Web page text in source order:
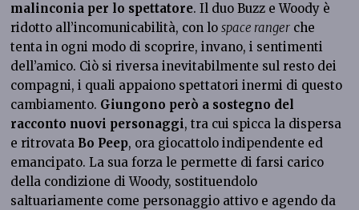
malinconia per lo spettatore. Il duo Buzz e Woody è
ridotto all’incomunicabilità, con lospace ranger che
tenta in ogni modo di scoprire, invano, i sentimenti
dell’amico. Ciò si riversa inevitabilmente sul resto dei
compagni, i quali appaiono spettatori inermi di questo
cambiamento. Giungono però a sostegno del
racconto nuovi personaggi, tra cui spicca la dispersa
e ritrovata Bo Peep, ora giocattolo indipendente ed
emancipato. La sua forza le permette di farsi carico
della condizione di Woody, sostituendolo
saltuariamente come personaggio attivo e agendo da